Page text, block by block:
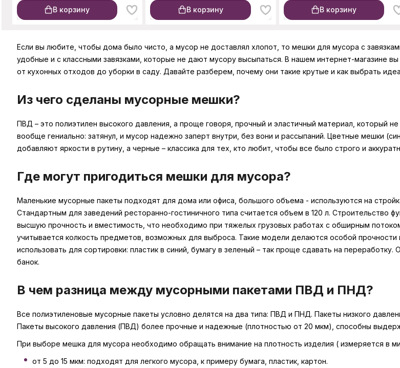
В корзину В корзину В корзину
Если вы любите, чтобы дома было чисто, а мусор не доставлял хлопот, то мешки для мусора с
удобные и с классными завязками, которые не дают мусору высыпаться. В нашем интернет-магазине
от кухонных отходов до уборки в саду. Давайте разберем, почему они такие крутые и как выбрать
Из чего сделаны мусорные мешки?
ПВД – это полиэтилен высокого давления, а проще говоря, прочный и эластичный материал, который
вообще гениально: затянул, и мусор надежно заперт внутри, без вони и рассыпаний. Цветные мешки
добавляют яркости в рутину, а черные – классика для тех, кто любит, чтобы все было строго и
Где могут пригодиться мешки для мусора?
Маленькие мусорные пакеты подходят для дома или офиса, большого объема - используются на
Стандартным для заведений ресторанно-гостиничного типа считается объем в 120 л. Строительство
высшую прочность и вместимость, что необходимо при тяжелых грузовых работах с обширным
учитывается колкость предметов, возможных для выброса. Такие модели делаются особой
использовать для сортировки: пластик в синий, бумагу в зеленый – так проще сдавать на
банок.
В чем разница между мусорными пакетами ПВД и ПНД?
Все полиэтиленовые мусорные пакеты условно делятся на два типа: ПВД и ПНД. Пакеты низкого
Пакеты высокого давления (ПВД) более прочные и надежные (плотностью от 20 мкм), способны
При выборе мешка для мусора необходимо обращать внимание на плотность изделия ( измеряется в
от 5 до 15 мкм: подходят для легкого мусора, к примеру бумага, пластик, картон.